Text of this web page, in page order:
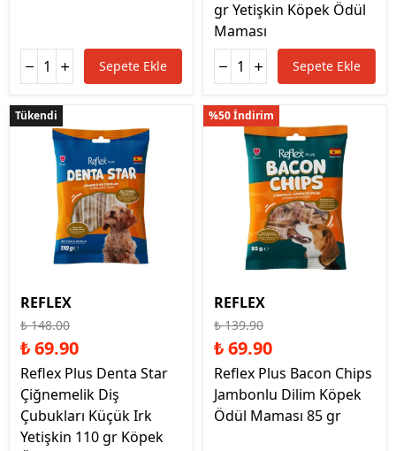
Sepete Ekle
gr Yetişkin Köpek Ödül
Maması
Sepete Ekle
Tükendi
Tükendi
REFLEX
₺ 148.00
₺ 69.90
Reflex Plus Denta Star
Çiğnemelik Diş
Çubukları Küçük Irk
Yetişkin 110 gr Köpek
%50 İndirim
REFLEX
₺ 139.90
₺ 69.90
Reflex Plus Bacon Chips
Jambonlu Dilim Köpek
Ödül Maması 85 gr